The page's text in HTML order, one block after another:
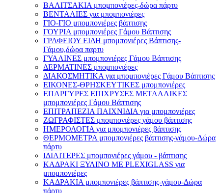
ΒΑΛΙΤΣΑΚΙΑ μπομπονιέρες-δώρα πάρτυ
ΒΕΝΤΑΛΙΕΣ για μπομπονιέρες
ΓΙΟ-ΓΙΟ μπομπονιέρες βάπτισης
ΓΟΥΡΙΑ μπομπονιέρες Γάμου Βάπτισης
ΓΡΑΦΕΙΟΥ ΕΙΔΗ μπομπονιέρες Βάπτισης-
Γάμου,δώρα παρτυ
ΓΥΑΛΙΝΕΣ μπομπονιέρες Γάμου Βάπτισης
ΔΕΡΜΑΤΙΝΕΣ μπομπονιέρες
ΔΙΑΚΟΣΜΗΤΙΚΑ για μπομπονιέρες Γάμου Βάπτισης
ΕΙΚΟΝΕΣ-ΘΡΗΣΚΕΥΤΙΚΕΣ μπομπονιέρες
ΕΠΑΡΓΥΡΕΣ ΕΠΙΧΡΥΣΕΣ ΜΕΤΑΛΛΙΚΕΣ
μπομπονιέρες Γάμου Βάπτισης
ΕΠΙΤΡΑΠΕΖΙΑ ΠΑΙΧΝΙΔΙΑ για μπομπονιέρες
ΖΩΓΡΑΦΙΣΤΕΣ μπομπονιέρες γάμου βάπτισης
ΗΜΕΡΟΛΟΓΙΑ για μπομπονιέρες βάπτισης
ΘΕΡΜΟΜΕΤΡΑ μπομπονιέρες βάπτισης-γάμου-Δώρα
πάρτυ
ΙΔΙΑΙΤΕΡΕΣ μπομπονιέρες γάμου - βάπτισης
ΚΑΔΡΑΚΙ ΞΥΛΙΝΟ ΜΕ PLEXIGLASS για
μπομπονιέρες
ΚΑΔΡΑΚΙΑ μπομπονιέρες βάπτισης-γάμου-Δώρα
πάρτυ